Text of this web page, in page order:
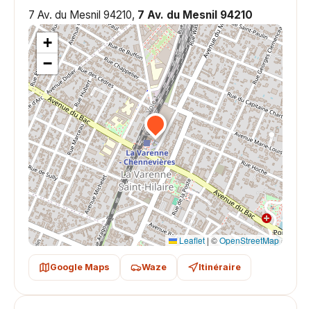
7 Av. du Mesnil 94210, 7 Av. du Mesnil 94210
+
−
Leaflet | ©OpenStreetMap
Google Maps Waze Itinéraire